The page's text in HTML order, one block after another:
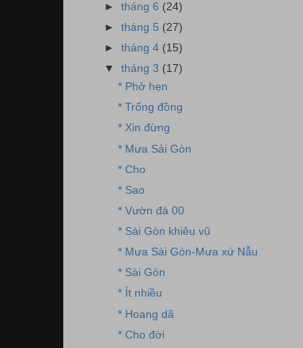
►tháng 6 (24)
►tháng 5 (27)
►tháng 4 (15)
▼tháng 3 (17)
* Phở hẹn
* Trống đồng
* Xin đừng
* Mưa Sài Gòn
* Cho
* Sao
* Vườn đá 00
* Sài Gòn khiêu vũ
* Mưa Sài Gòn-Mưa xứ Nẫu
* Sài Gòn
* Ít nhiều
* Hoang dã
* Cho đời